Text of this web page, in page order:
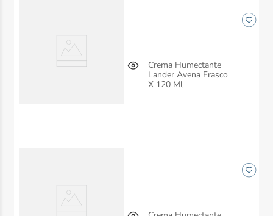
Crema Humectante
Lander Avena Frasco
X 120 Ml